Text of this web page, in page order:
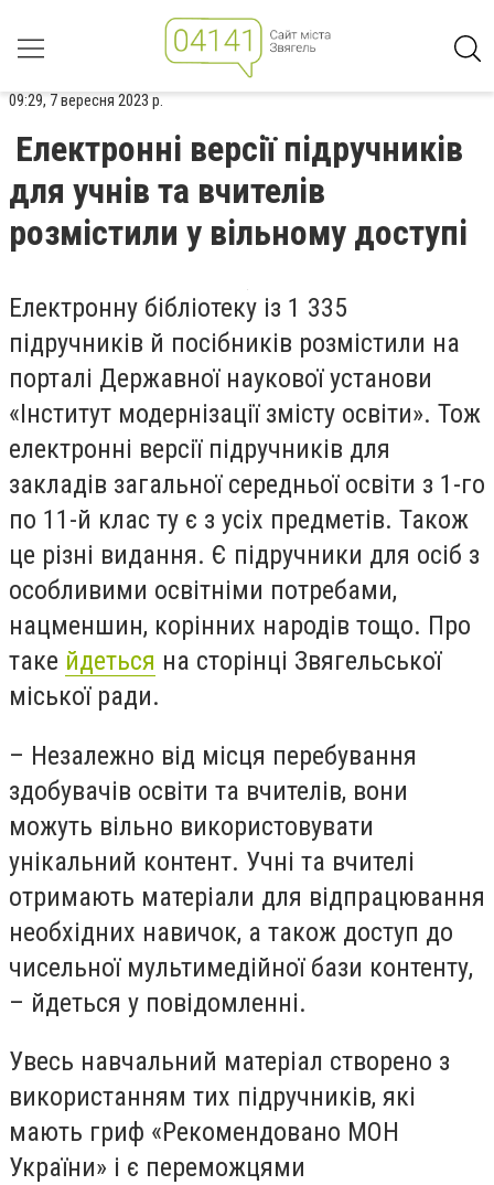
09:29, 7 вересня 2023 р.
Електронні версії підручників
для учнів та вчителів
розмістили у вільному доступі
Електронну бібліотеку із 1 335
підручників й посібників розмістили на
порталі Державної наукової установи
«Інститут модернізації змісту освіти». Тож
електронні версії підручників для
закладів загальної середньої освіти з 1-го
по 11-й клас ту є з усіх предметів. Також
це різні видання. Є підручники для осіб з
особливими освітніми потребами,
нацменшин, корінних народів тощо. Про
таке йдеться на сторінці Звягельської
міської ради.
– Незалежно від місця перебування
здобувачів освіти та вчителів, вони
можуть вільно використовувати
унікальний контент. Учні та вчителі
отримають матеріали для відпрацювання
необхідних навичок, а також доступ до
чисельної мультимедійної бази контенту,
– йдеться у повідомленні.
Увесь навчальний матеріал створено з
використанням тих підручників, які
мають гриф «Рекомендовано МОН
України» і є переможцями